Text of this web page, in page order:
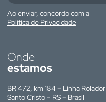
Ao enviar, concordo com a
Política de Privacidade
Onde
estamos
BR 472, km 184 – Linha
Santo Cristo – RS – Brasil